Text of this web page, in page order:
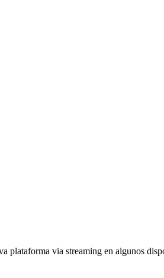
plataforma via streaming en algunos